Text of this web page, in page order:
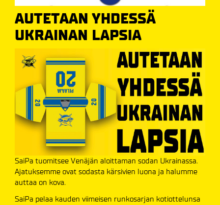
AUTETAAN YHDESSÄ
UKRAINAN LAPSIA
SaiPa tuomitsee Venäjän aloittaman sodan Ukrainassa.
Ajatuksemme ovat sodasta kärsivien luona ja halumme
auttaa on kova.
SaiPa pelaa kauden viimeisen runkosarjan kotiottelunsa